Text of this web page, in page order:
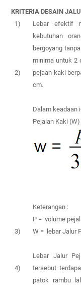
KRITERIA DESAIN
1)
2)
3)
4)
Lebar efektif
kebutuhan
bergoyang
minima untuk 2
pejaan kaki
cm.
Dalam keadaan
Pejalan Kaki
Keterangan :
P = volume
W = lebar Jalur
Lebar Jalur
tersebut
patok rambu